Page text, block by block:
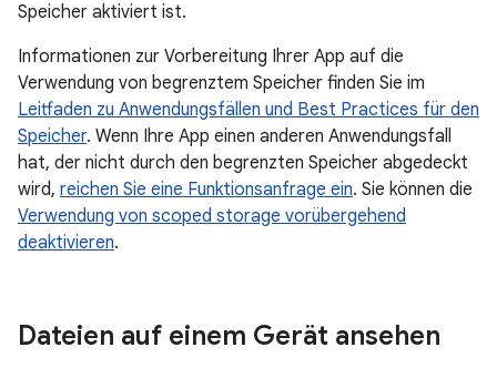
Speicher aktiviert ist.
Informationen zur Vorbereitung Ihrer App auf die
Verwendung von begrenztem Speicher finden Sie im
Leitfaden zu Anwendungsfällen und Best Practices für den
Speicher. Wenn Ihre App einen anderen Anwendungsfall
hat, der nicht durch den begrenzten Speicher abgedeckt
wird, reichen Sie eine Funktionsanfrage ein. Sie können die
Verwendung von scoped storage vorübergehend
deaktivieren.
Dateien auf einem Gerät ansehen